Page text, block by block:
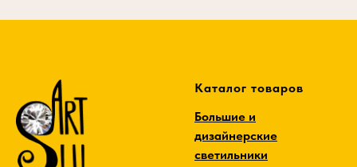
Каталог товаров
Большие и
дизайнерские
светильники